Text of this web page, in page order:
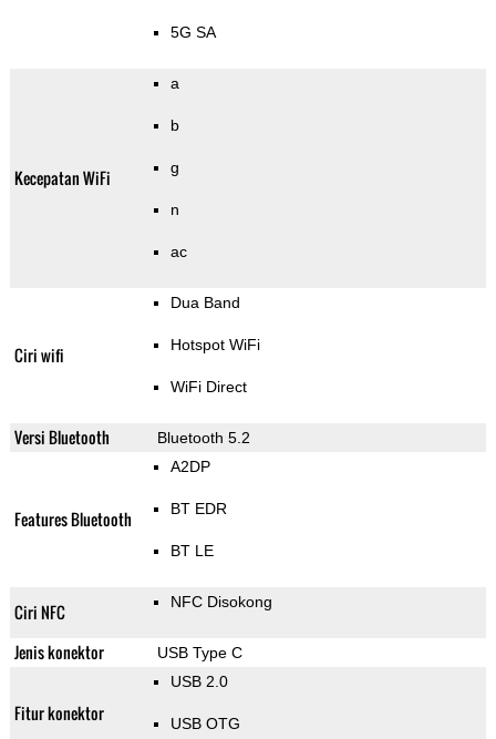
5G SA
Kecepatan WiFi
a
b
g
n
ac
Ciri wifi
Dua Band
Hotspot WiFi
WiFi Direct
Versi Bluetooth Bluetooth 5.2
Features Bluetooth
A2DP
BT EDR
BT LE
Ciri NFC NFC Disokong
Jenis konektor USB Type C
Fitur konektor
USB 2.0
USB OTG